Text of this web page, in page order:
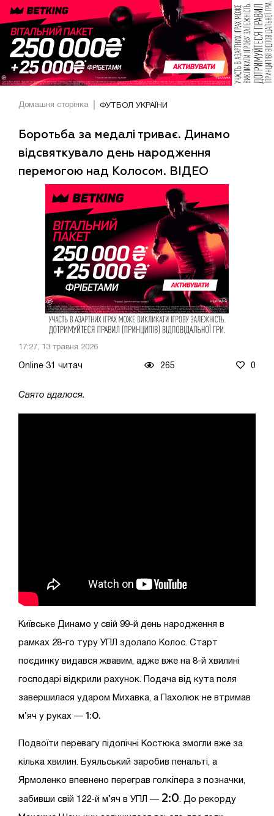
Домашня сторінка ФУТБОЛ УКРАЇНИ
Боротьба за медалі триває. Динамо
відсвяткувало день народження
перемогою над Колосом. ВІДЕО
17:27, 13 травня 2026
Online 31 читач 265 0
Свято вдалося.
Київське Динамо у свій 99-й день народження в
рамках 28-го туру УПЛ здолало Колос. Старт
поєдинку видався жвавим, адже вже на 8-й хвилині
господарі відкрили рахунок. Подача від кута поля
завершилася ударом Михавка, а Пахолюк не втримав
м’яч у руках — 1:0.
Подвоїти перевагу підопічні Костюка змогли вже за
кілька хвилин. Буяльський заробив пенальті, а
Ярмоленко впевнено переграв голкіпера з позначки,
забивши свій 122-й м’яч в УПЛ — 2:0 . До рекорду